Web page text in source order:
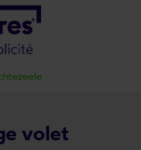
volet